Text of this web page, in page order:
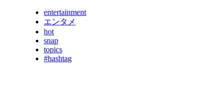
entertainment
エンタメ
hot
snap
topics
#hashtag